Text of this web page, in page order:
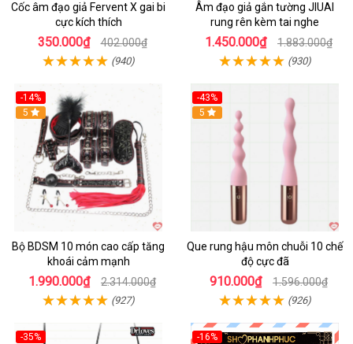
Cốc âm đạo giả Fervent X gai bi
cực kích thích
350.000₫ 402.000₫
(940)
Âm đạo giả gắn tường JIUAI
rung rên kèm tai nghe
1.450.000₫ 1.883.000₫
(930)
-14%
Hot
5
Bộ BDSM 10 món cao cấp tăng
khoái cảm mạnh
1.990.000₫ 2.314.000₫
(927)
-43%
5
Que rung hậu môn chuỗi 10 chế
độ cực đã
910.000₫ 1.596.000₫
(926)
-35%
-16%